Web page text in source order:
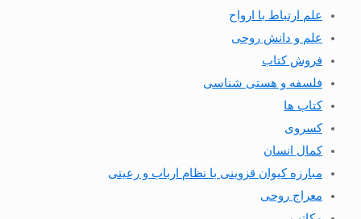
علم ارتباط با ارواح
علم و دانش روحی
فروش کتاب
فلسفه و هستی شناسی
کتاب ها
کسروی
کمال انسان
مبارزه کیوان قزوینی با نظام ارباب و رعیتی
معراج روحی